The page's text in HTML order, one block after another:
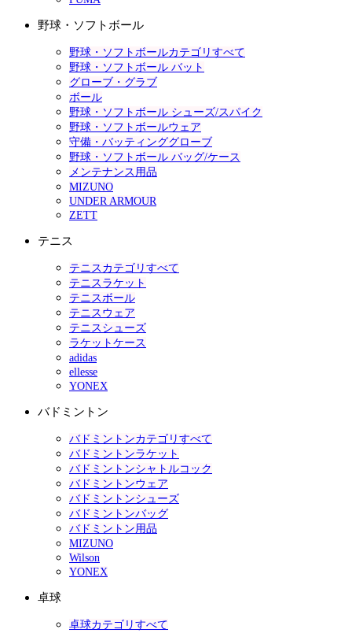
野球・ソフトボール
野球・ソフトボールカテゴリすべて
野球・ソフトボール バット
グローブ・グラブ
ボール
野球・ソフトボール シューズ/スパイク
野球・ソフトボールウェア
守備・バッティンググローブ
野球・ソフトボール バッグ/ケース
メンテナンス用品
MIZUNO
UNDER ARMOUR
ZETT
テニス
テニスカテゴリすべて
テニスラケット
テニスボール
テニスウェア
テニスシューズ
ラケットケース
adidas
ellesse
YONEX
バドミントン
バドミントンカテゴリすべて
バドミントンラケット
バドミントンシャトルコック
バドミントンウェア
バドミントンシューズ
バドミントンバッグ
バドミントン用品
MIZUNO
Wilson
YONEX
卓球
卓球カテゴリすべて